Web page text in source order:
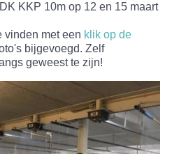
KKP 10m op 12 en 15 maart
vinden met een klik op de
bijgevoegd. Zelf
geweest te zijn!